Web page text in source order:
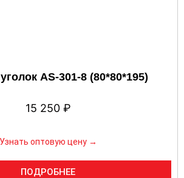
AS-301-8 (80*80*195)
15 250 ₽
Узнать оптовую цену →
ПОДРОБНЕЕ